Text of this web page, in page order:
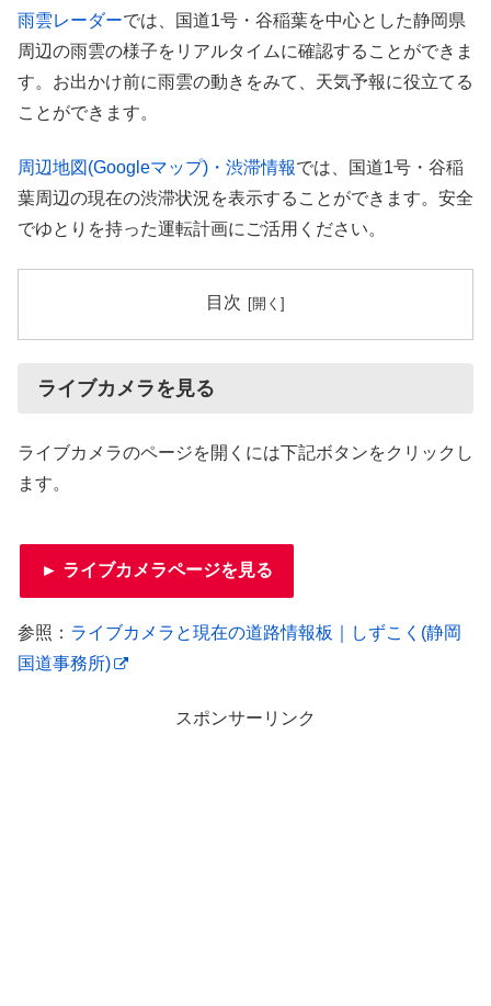
雨雲レーダーでは、国道1号・谷稲葉を中心とした静岡県
周辺の雨雲の様子をリアルタイムに確認することができま
す。お出かけ前に雨雲の動きをみて、天気予報に役立てる
ことができます。
周辺地図(Googleマップ)・渋滞情報では、国道1号・谷稲
葉周辺の現在の渋滞状況を表示することができます。安全
でゆとりを持った運転計画にご活用ください。
目次
ライブカメラを見る
ライブカメラのページを開くには下記ボタンをクリックし
ます。
► ライブカメラページを見る
参照： ライブカメラと現在の道路情報板｜しずこく(静岡
国道事務所)
スポンサーリンク